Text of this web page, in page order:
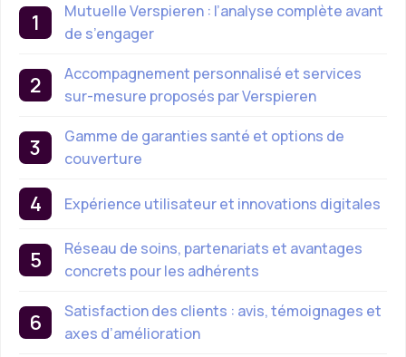
Mutuelle Verspieren : l’analyse complète avant
de s’engager
Accompagnement personnalisé et services
sur-mesure proposés par Verspieren
Gamme de garanties santé et options de
couverture
Expérience utilisateur et innovations digitales
Réseau de soins, partenariats et avantages
concrets pour les adhérents
Satisfaction des clients : avis, témoignages et
axes d’amélioration